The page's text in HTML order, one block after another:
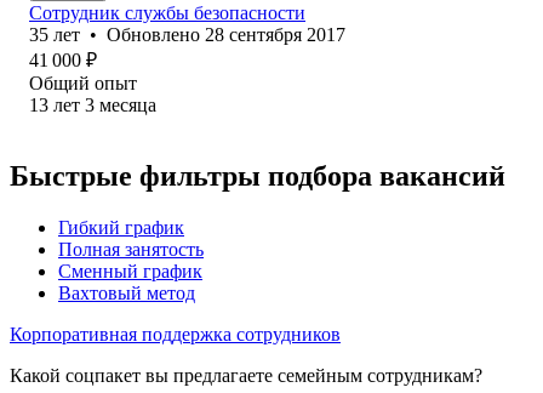
Сотрудник службы безопасности
35 лет • Обновлено 28 сентября 2017
41 000 ₽
Общий опыт
13 лет 3 месяца
Быстрые фильтры подбора вакансий
Гибкий график
Полная занятость
Сменный график
Вахтовый метод
Корпоративная поддержка сотрудников
Какой соцпакет вы предлагаете семейным сотрудникам?